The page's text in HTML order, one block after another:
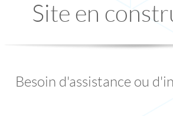
Site en
Besoin d'assistance ou